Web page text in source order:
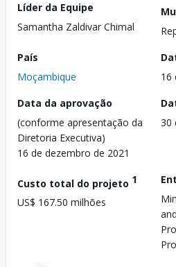
Líder da Equipe
Samantha Zaldivar Chimal
País
Moçambique
16
Data da aprovação
(conforme apresentação da
Diretoria Executiva)
16 de dezembro de 2021
30
Custo total do projeto 1
US$ 167.50 milhões